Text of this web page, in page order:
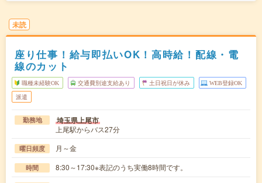
未読
座り仕事！給与即払いOK！高時給！配線・電
線のカット
職種未経験OK 交通費別途支給あり 土日祝日が休み WEB登録OK
派遣
勤務地 埼玉県上尾市
上尾駅からバス27分
曜日頻度 月～金
時間 8:30～17:30※表記のうち実働8時間です。